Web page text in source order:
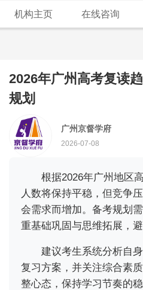
机构主页 在线咨询
2026年广州高考复读
规划
广州京督学府
2026-07-08
根据2026年广州地区
人数将保持平稳，但竞争
会需求而增加。备考规划
重基础巩固与思维拓展，避
建议考生系统分析自
复习方案，并关注综合素
整心态，保持学习节奏的